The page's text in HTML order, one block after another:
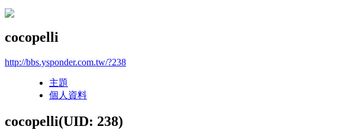
cocopelli
http://bbs.ysponder.com.tw/?238
主題
個人資料
cocopelli(UID: 238)